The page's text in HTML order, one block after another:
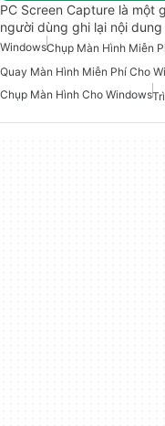
PC Screen Capture là một
người dùng ghi lại nội
WindowsChụp Màn Hình Miễn
Quay Màn Hình Miễn Phí Cho
Chụp Màn Hình Cho Windows